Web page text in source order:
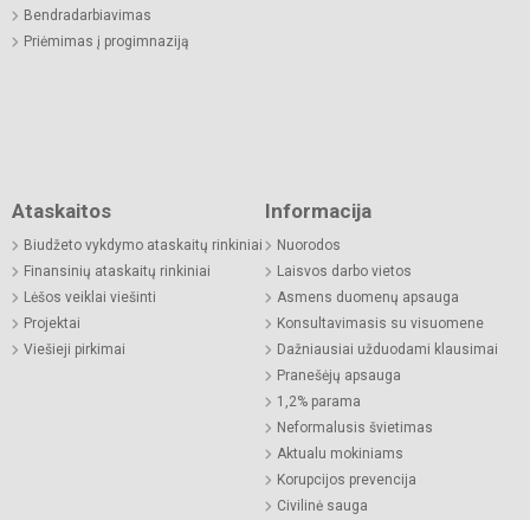
Bendradarbiavimas
Priėmimas į progimnaziją
Ataskaitos
Biudžeto vykdymo ataskaitų rinkiniai
Finansinių ataskaitų rinkiniai
Lėšos veiklai viešinti
Projektai
Viešieji pirkimai
Informacija
Nuorodos
Laisvos darbo vietos
Asmens duomenų apsauga
Konsultavimasis su visuomene
Dažniausiai užduodami klausimai
Pranešėjų apsauga
1,2% parama
Neformalusis švietimas
Aktualu mokiniams
Korupcijos prevencija
Civilinė sauga